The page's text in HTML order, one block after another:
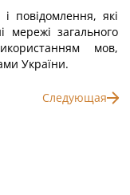
повідомлення, які
мережі загального
мов,
України.
Следующая